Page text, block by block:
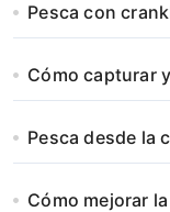
Pesca con
Cómo capturar
Pesca desde la
Cómo mejorar